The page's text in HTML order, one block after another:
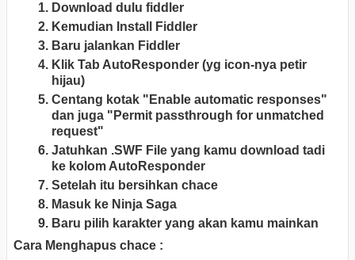
Download dulu fiddler
Kemudian Install Fiddler
Baru jalankan Fiddler
Klik Tab AutoResponder (yg icon-nya petir
hijau)
Centang kotak "Enable automatic responses"
dan juga "Permit passthrough for unmatched
request"
Jatuhkan .SWF File yang kamu download tadi
ke kolom AutoResponder
Setelah itu bersihkan chace
Masuk ke Ninja Saga
Baru pilih karakter yang akan kamu mainkan
Cara Menghapus chace :